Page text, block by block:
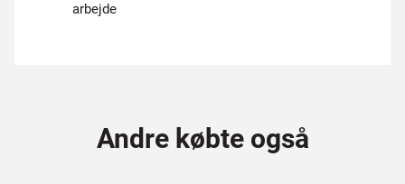
arbejde
Andre købte også